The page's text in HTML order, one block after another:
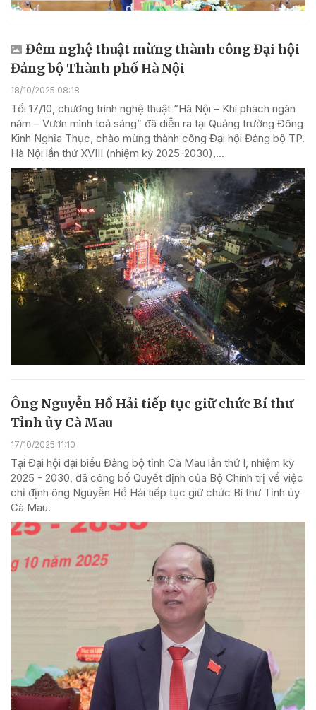
Đêm nghệ thuật mừng thành công Đại hội
Đảng bộ Thành phố Hà Nội
18/10/2025 08:18
Tối 17/10, chương trình nghệ thuật “Hà Nội – Khí phách ngàn
năm – Vươn mình toả sáng” đã diễn ra tại Quảng trường Đông
Kinh Nghĩa Thục, chào mừng thành công Đại hội Đảng bộ TP.
Hà Nội lần thứ XVIII (nhiệm kỳ 2025-2030),...
Ông Nguyễn Hồ Hải tiếp tục giữ chức Bí thư
Tỉnh ủy Cà Mau
17/10/2025 11:10
Tại Đại hội đại biểu Đảng bộ tỉnh Cà Mau lần thứ I, nhiệm kỳ
2025 - 2030, đã công bố Quyết định của Bộ Chính trị về việc
chỉ định ông Nguyễn Hồ Hải tiếp tục giữ chức Bí thư Tỉnh ủy
Cà Mau.